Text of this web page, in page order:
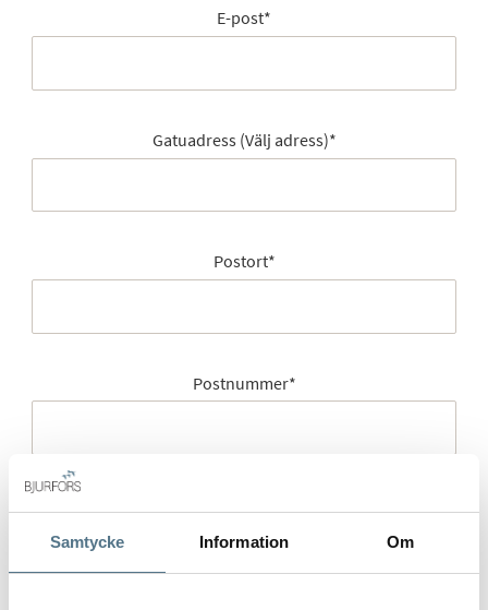
Samtycke Information Om
E-post*
Gatuadress (Välj adress)*
Postort*
Postnummer*